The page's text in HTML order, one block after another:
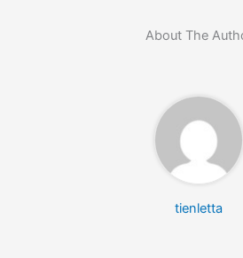
About The
tienletta